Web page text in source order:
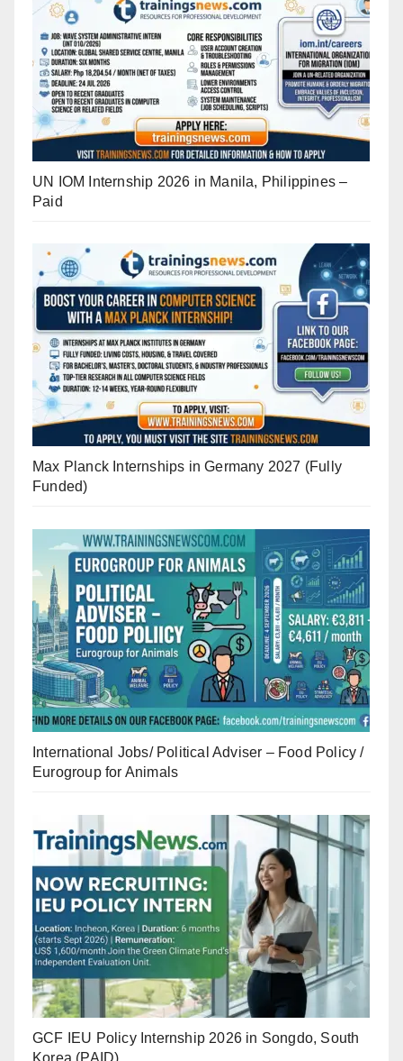
UN IOM Internship 2026 in Manila, Philippines –
Paid
Max Planck Internships in Germany 2027 (Fully
Funded)
International Jobs/ Political Adviser – Food Policy /
Eurogroup for Animals
GCF IEU Policy Internship 2026 in Songdo, South
Korea (PAID)